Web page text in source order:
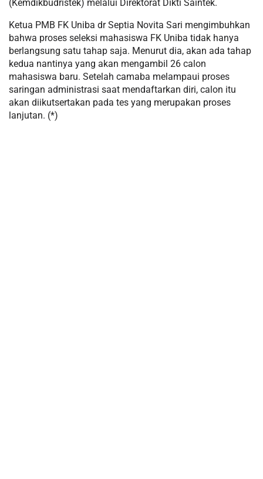
(Kemdikbudristek) melalui Direktorat Dikti Saintek.
Ketua PMB FK Uniba dr Septia Novita Sari mengimbuhkan
bahwa proses seleksi mahasiswa FK Uniba tidak hanya
berlangsung satu tahap saja. Menurut dia, akan ada tahap
kedua nantinya yang akan mengambil 26 calon
mahasiswa baru. Setelah camaba melampaui proses
saringan administrasi saat mendaftarkan diri, calon itu
akan diikutsertakan pada tes yang merupakan proses
lanjutan. (*)